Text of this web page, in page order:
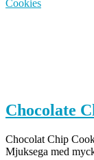
Chocolate
Chocolat Chip
Mjuksega med